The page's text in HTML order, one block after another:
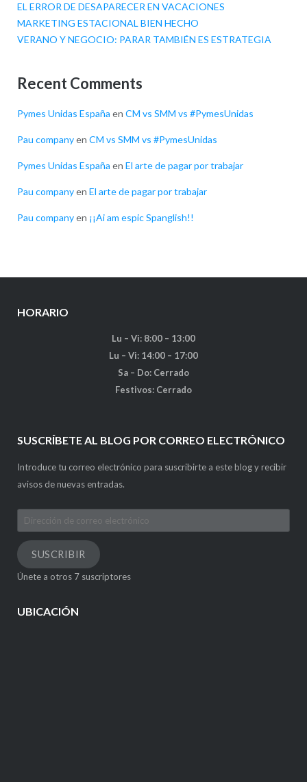
EL ERROR DE DESAPARECER EN VACACIONES
MARKETING ESTACIONAL BIEN HECHO
VERANO Y NEGOCIO: PARAR TAMBIÉN ES ESTRATEGIA
Recent Comments
Pymes Unidas España en CM vs SMM vs #PymesUnidas
Pau companyen CM vs SMM vs #PymesUnidas
Pymes Unidas España en El arte de pagar por trabajar
Pau companyen El arte de pagar por trabajar
Pau companyen ¡¡Ai am espic Spanglish!!
HORARIO
Lu – Vi: 8:00 – 13:00
Lu – Vi: 14:00 – 17:00
Sa – Do: Cerrado
Festivos: Cerrado
SUSCRÍBETE AL BLOG POR CORREO ELECTRÓNICO
Introduce tu correo electrónico para suscribirte a este blog y recibir
avisos de nuevas entradas.
Dirección
de
correo
electrónico
SUSCRIBIR
Únete a otros 7 suscriptores
UBICACIÓN